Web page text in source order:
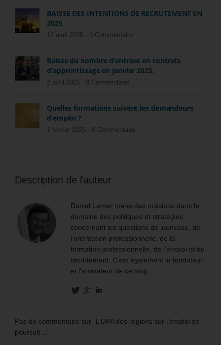
BAISSE DES INTENTIONS DE RECRUTEMENT EN
2025
12 avril 2025 - 0 Commentaire
Baisse du nombre d’entrées en contrats
d’apprentissage en janvier 2025.
2 avril 2025 - 0 Commentaire
Quelles formations suivent les demandeurs
d’emploi ?
7 février 2025 - 0 Commentaire
Description de l'auteur
Daniel Lamar mène des missions dans le
domaine des politiques et stratégies
concernant les questions de jeunesse, de
l’orientation professionnelle, de la
formation professionnelle, de l’emploi et du
recrutement. C'est également le fondateur
et l'animateur de ce blog.
Pas de commentaire sur “L’OPA des régions sur l’emploi se
poursuit…”